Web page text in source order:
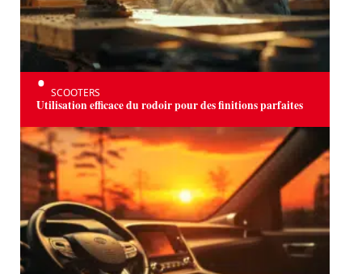
SCOOTERS
Utilisation efficace du rodoir pour des finitions parfaites